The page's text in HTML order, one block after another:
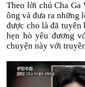
Theo lời chú Cha Ga
ông và đưa ra những
được cho là đã tuyên
hẹn hò yêu đương
chuyện này với